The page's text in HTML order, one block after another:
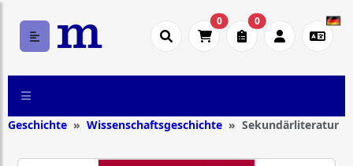
0 0
Geschichte Wissenschaftsgeschichte Sekundärliteratur